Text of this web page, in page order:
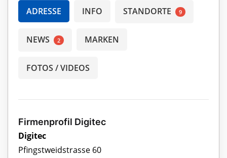
ADRESSE INFO STANDORTE 9
NEWS 2 MARKEN
FOTOS / VIDEOS
Firmenprofil Digitec
Digitec
Pfingstweidstrasse 60